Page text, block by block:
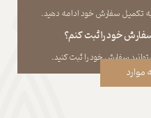
تکمیل سفارش خود ادامه دهید.​​​​​​​
خود را ثبت کنم؟